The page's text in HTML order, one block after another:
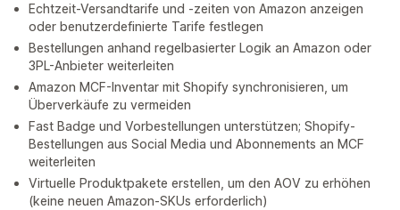
Echtzeit-Versandtarife und -zeiten von Amazon anzeigen
oder benutzerdefinierte Tarife festlegen
Bestellungen anhand regelbasierter Logik an Amazon oder
3PL-Anbieter weiterleiten
Amazon MCF-Inventar mit Shopify synchronisieren, um
Überverkäufe zu vermeiden
Fast Badge und Vorbestellungen unterstützen; Shopify-
Bestellungen aus Social Media und Abonnements an MCF
weiterleiten
Virtuelle Produktpakete erstellen, um den AOV zu erhöhen
(keine neuen Amazon-SKUs erforderlich)